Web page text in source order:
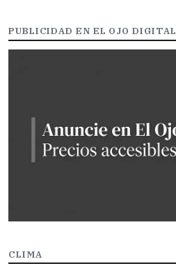
PUBLICIDAD EN EL OJO DIGITAL
CLIMA